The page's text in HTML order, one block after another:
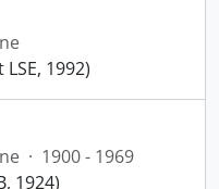
1992)
· 1900 - 1969
1924)